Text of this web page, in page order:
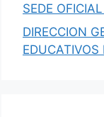
SEDE
DIRECCION